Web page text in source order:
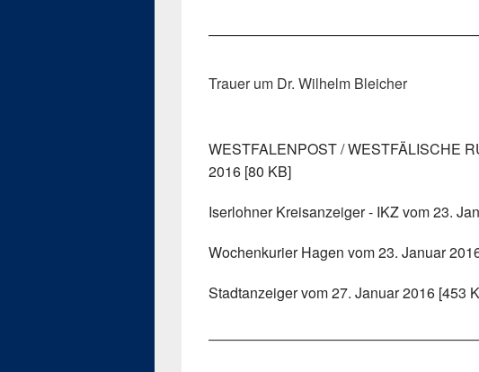
Trauer um Dr. Wilhelm Bleicher
WESTFALENPOST / WESTFÄLISCHE
2016 [80 KB]
Iserlohner Kreisanzeiger - IKZ vom 23.
Wochenkurier Hagen vom 23. Januar
Stadtanzeiger vom 27. Januar 2016 [453